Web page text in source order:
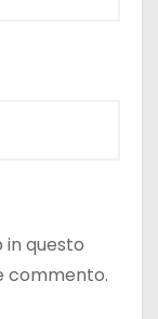
in questo
commento.